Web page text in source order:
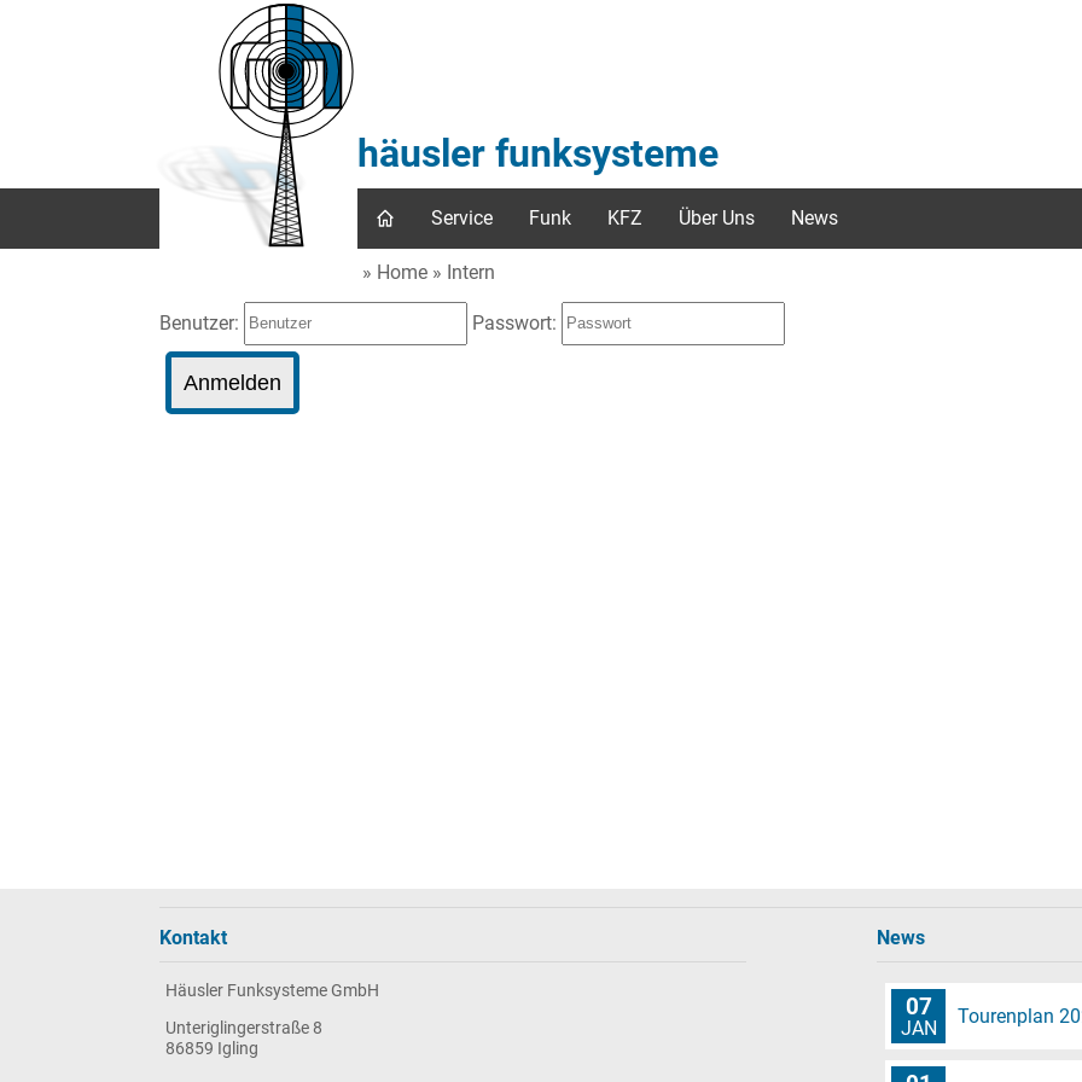
häusler funksysteme
Service Funk KFZ Über Uns News
Home Intern
Benutzer: Passwort:
Kontakt
Häusler Funksysteme GmbH
Unteriglingerstraße 8
86859 Igling
News
07
JAN
Tourenplan